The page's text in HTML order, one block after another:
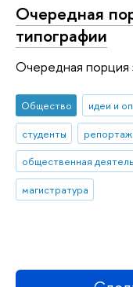
Очередная
типографии
Очередная порция
Общество идеи и
студенты
общественная
магистратура